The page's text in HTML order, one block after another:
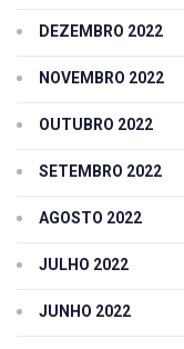
DEZEMBRO 2022
NOVEMBRO 2022
OUTUBRO 2022
SETEMBRO 2022
AGOSTO 2022
JULHO 2022
JUNHO 2022